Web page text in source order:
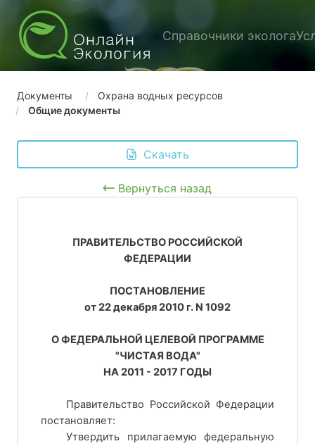
Справочники эколога
Документы
Охрана водных ресурсов
Общие документы
Скачать
Вернуться назад
ПРАВИТЕЛЬСТВО РОССИЙСКОЙ
ФЕДЕРАЦИИ
ПОСТАНОВЛЕНИЕ
от 22 декабря 2010 г. N 1092
О ФЕДЕРАЛЬНОЙ ЦЕЛЕВОЙ ПРОГРАММЕ
"ЧИСТАЯ ВОДА"
НА 2011 - 2017 ГОДЫ
Правительство Российской Федерации
постановляет:
Утвердить прилагаемую федеральную